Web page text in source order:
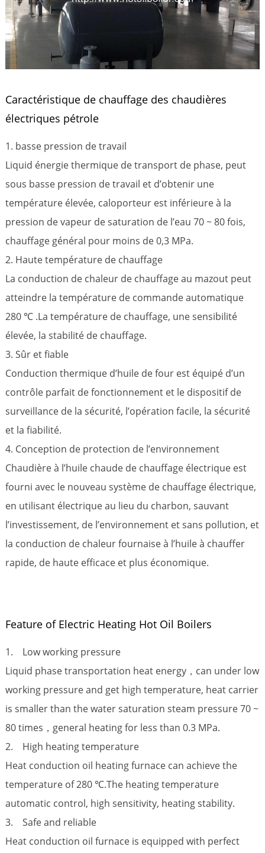
Caractéristique de chauffage des chaudières
électriques pétrole
1. basse pression de travail
Liquid énergie thermique de transport de phase, peut
sous basse pression de travail et d’obtenir une
température élevée, caloporteur est inférieure à la
pression de vapeur de saturation de l’eau 70 ~ 80 fois,
chauffage général pour moins de 0,3 MPa.
2. Haute température de chauffage
La conduction de chaleur de chauffage au mazout peut
atteindre la température de commande automatique
280 ℃ .La température de chauffage, une sensibilité
élevée, la stabilité de chauffage.
3. Sûr et fiable
Conduction thermique d’huile de four est équipé d’un
contrôle parfait de fonctionnement et le dispositif de
surveillance de la sécurité, l’opération facile, la sécurité
et la fiabilité.
4. Conception de protection de l’environnement
Chaudière à l’huile chaude de chauffage électrique est
fourni avec le nouveau système de chauffage électrique,
en utilisant électrique au lieu du charbon, sauvant
l’investissement, de l’environnement et sans pollution, et
la conduction de chaleur fournaise à l’huile à chauffer
rapide, de haute efficace et plus économique.
Feature of Electric Heating Hot Oil Boilers
1. Low working pressure
Liquid phase transportation heat energy，can under low
working pressure and get high temperature, heat carrier
is smaller than the water saturation steam pressure 70 ~
80 times，general heating for less than 0.3 MPa.
2. High heating temperature
Heat conduction oil heating furnace can achieve the
temperature of 280 ℃.The heating temperature
automatic control, high sensitivity, heating stability.
3. Safe and reliable
Heat conduction oil furnace is equipped with perfect